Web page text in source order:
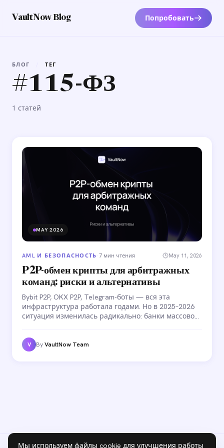
VaultNow Blog Попробовать
БЛОГ ТЕГ
#115-ФЗ
1 статей
MAY 2026
AML И БЕЗОПАСНОСТЬ ·7 мин чтения May 11, 2026
P2P-обмен крипты для арбитражных
команд: риски и альтернативы
Bybit P2P, OKX P2P, Telegram-боты — вся эта
инфраструктура работала годами. Но в 2025–2026
ситуация изменилась радикально: банки массово
повседневной проблемой. Разбираем риски и
альтернативы.
V ByVaultNow Team
Мы используем файлы cookie для улучшения работы